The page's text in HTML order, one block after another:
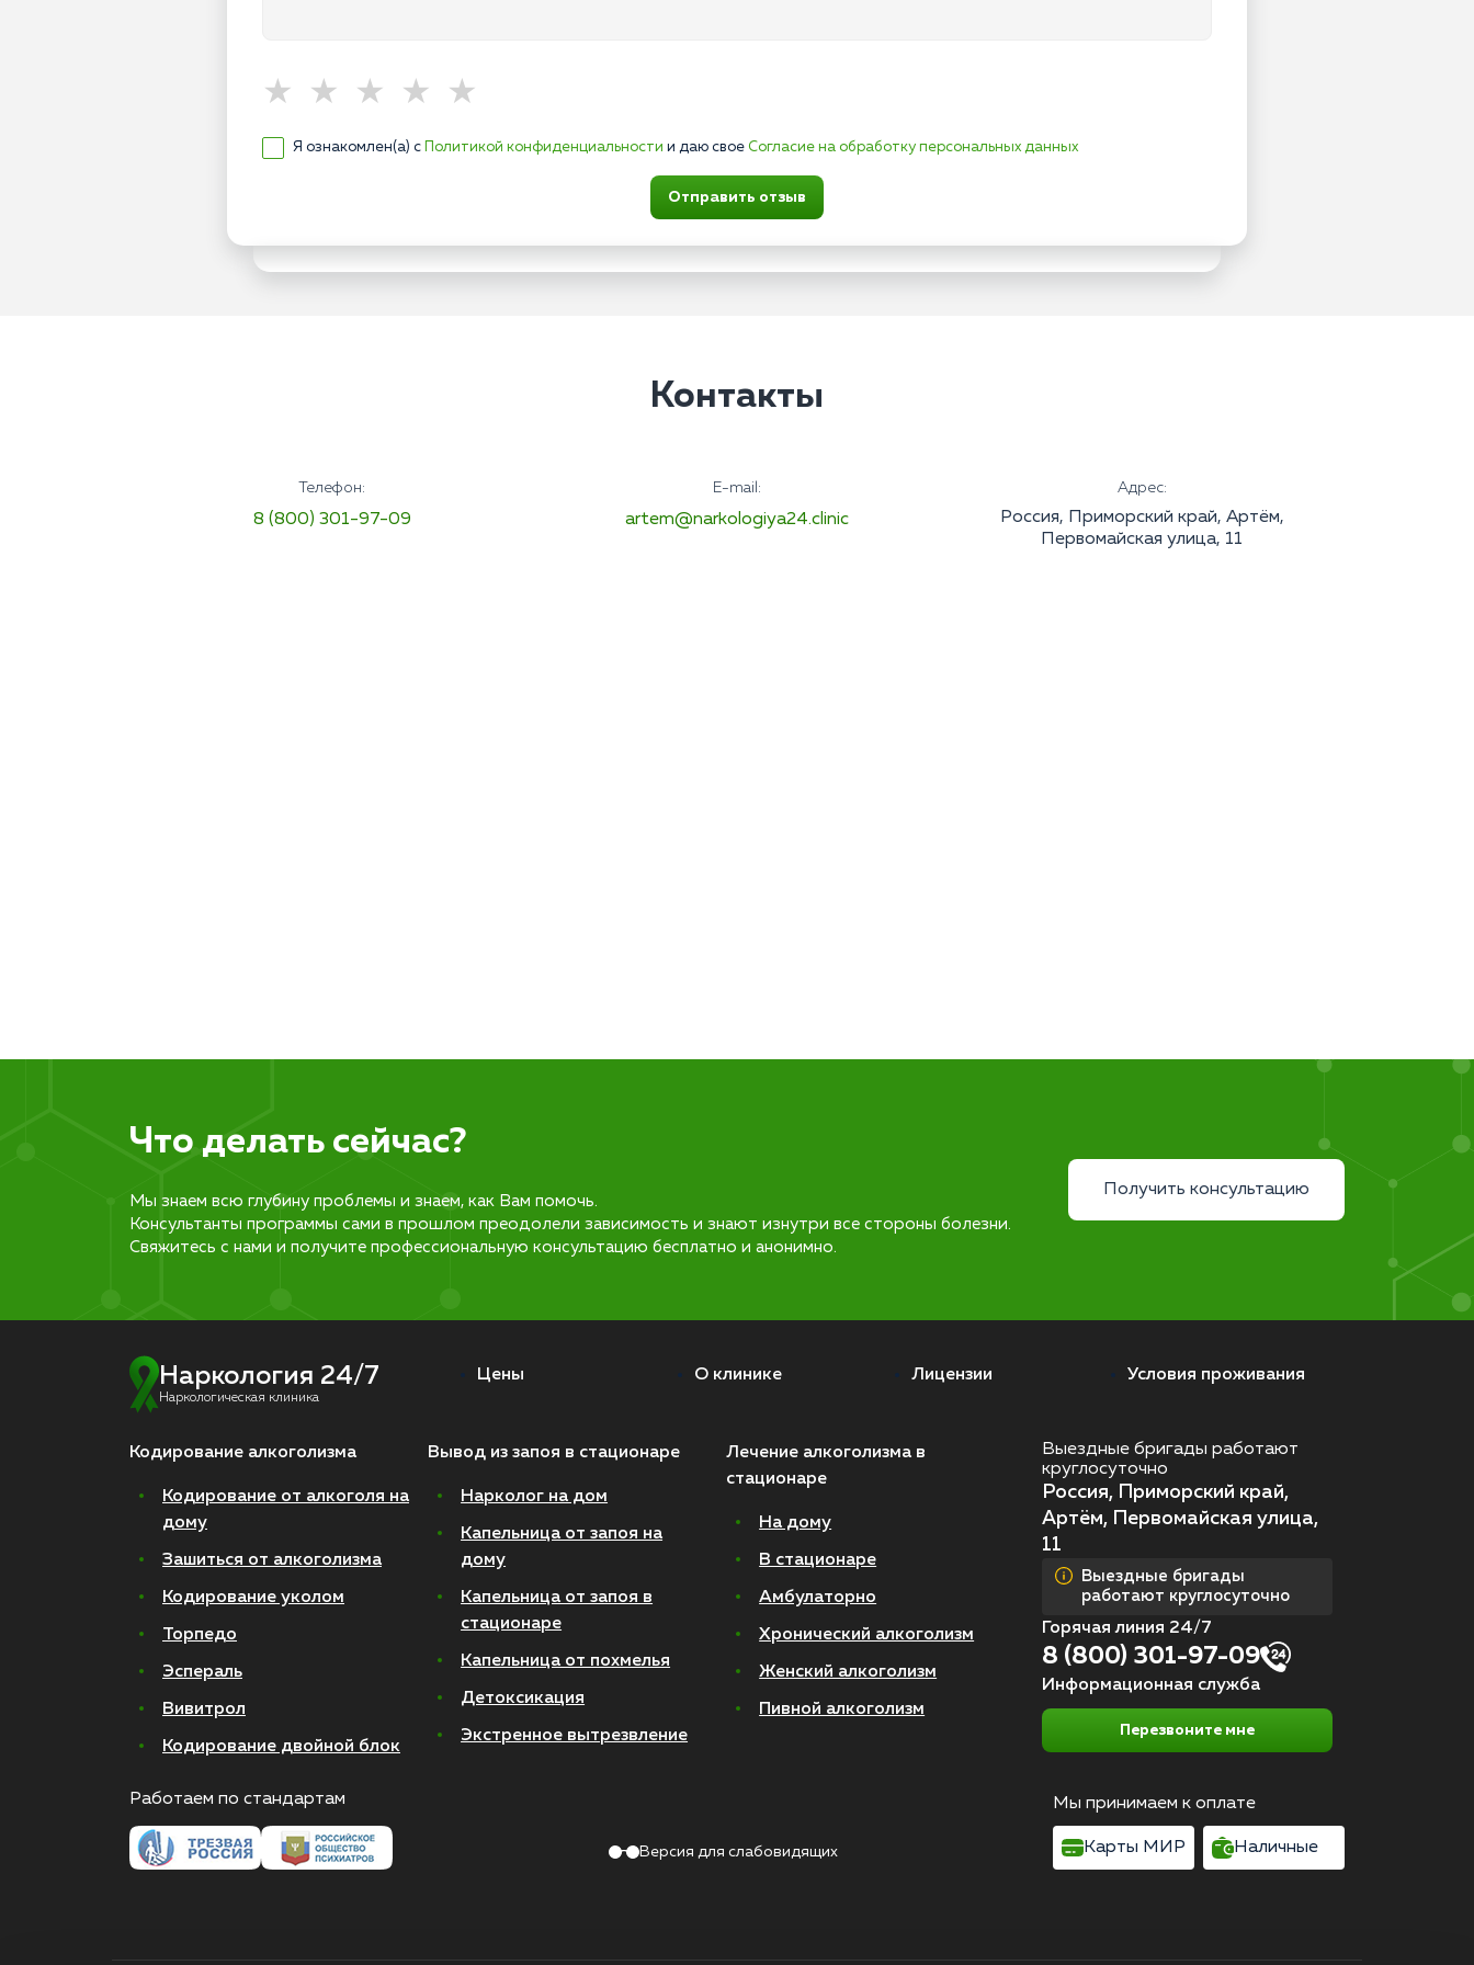
Я ознакомлен(а) с Политикой конфиденциальности и даю свое Согласие на обработку персональных данных
Отправить отзыв
Контакты
Телефон:
8 (800) 301-97-09
E-mail:
artem@narkologiya24.clinic
Адрес:
Россия, Приморский край, Артём,
Первомайская улица, 11
Что делать сейчас?
Мы знаем всю глубину проблемы и знаем, как Вам помочь.
Консультанты программы сами в прошлом преодолели зависимость и знают изнутри все стороны болезни.
Свяжитесь с нами и получите профессиональную консультацию бесплатно и анонимно.
Получить консультацию
Наркология 24/7
Наркологическая клиника
Цены О клинике Лицензии Условия проживания
Кодирование алкоголизма
Кодирование от алкоголя на
дому
Зашиться от алкоголизма
Кодирование уколом
Торпедо
Эспераль
Вивитрол
Кодирование двойной блок
Вывод из запоя в стационаре
Нарколог на дом
Капельница от запоя на
дому
Капельница от запоя в
стационаре
Капельница от похмелья
Детоксикация
Экстренное вытрезвление
Лечение алкоголизма в
стационаре
На дому
В стационаре
Амбулаторно
Хронический алкоголизм
Женский алкоголизм
Пивной алкоголизм
Выездные бригады работают
круглосуточно
Россия, Приморский край,
Артём, Первомайская улица,
11
Выездные бригады
работают круглосуточно
Горячая линия 24/7
8 (800) 301-97-09
Информационная служба
Перезвоните мне
Работаем по стандартам
Версия для слабовидящих
Мы принимаем к оплате
Карты МИР Наличные